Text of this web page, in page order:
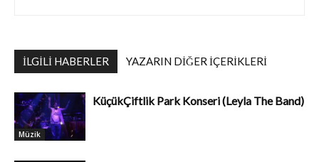
İLGILI HABERLER YAZARIN DIĞER İÇERIKLERI
Müzik
KüçükÇiftlik Park Konseri (Leyla The Band)